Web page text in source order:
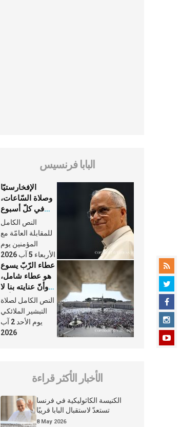
البابا فرنسيس
الإفخارستيّا
وصلاة السّاعات،
في كلّ أسبوع
وكلّ يوم، هما
النَّفَس في حياة
الكنيسة
النص الكامل
للمقابلة العامّة مع
المؤمنين يوم
الأربعاء 5 آب 2026
عطاء الرّبّ يسوع
هو عطاء شامل،
وأنّ عنايته بنا لا
تغيب عنّا أبدًا
النص الكامل لصلاة
التبشير الملائكي
يوم الأحد 2 آب
2026
الأخبار الأكثر قراءة
الكنيسة الكاثوليكية في فرنسا
تستعدّ لاستقبال البابا قريبًا
8 May 2026